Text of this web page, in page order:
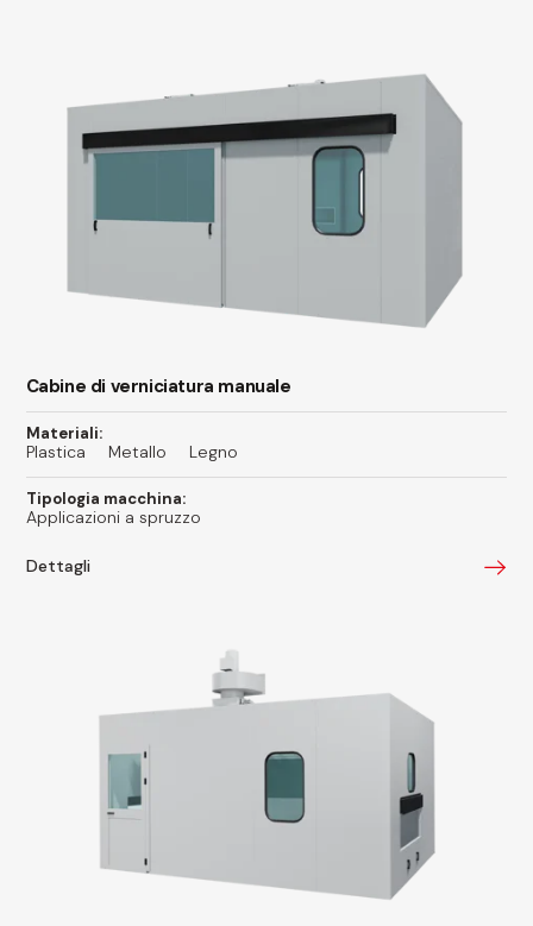
Cabine di verniciatura manuale
Materiali:
Plastica Metallo Legno
Tipologia macchina:
Applicazioni a spruzzo
Dettagli